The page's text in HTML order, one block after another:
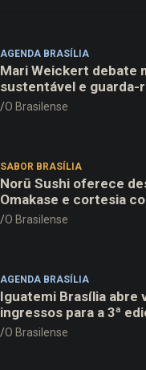
AGENDA BRASÍLIA
Mari Weickert debate
sustentável e guarda-
inteligente no
O Brasilense
SABOR BRASÍLIA
Norū Sushi oferece
Omakase e cortesia
para os pais neste
O Brasilense
AGENDA BRASÍLIA
Iguatemi Brasília abre
ingressos para a 3ª
Cine Open Air
O Brasilense